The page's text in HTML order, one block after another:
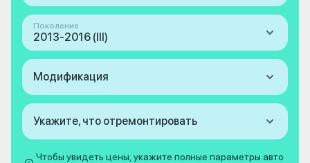
Поколение
2013-2016 (III)
Модификация
Укажите, что отремонтировать
Чтобы увидеть цены, укажите полные параметры авто